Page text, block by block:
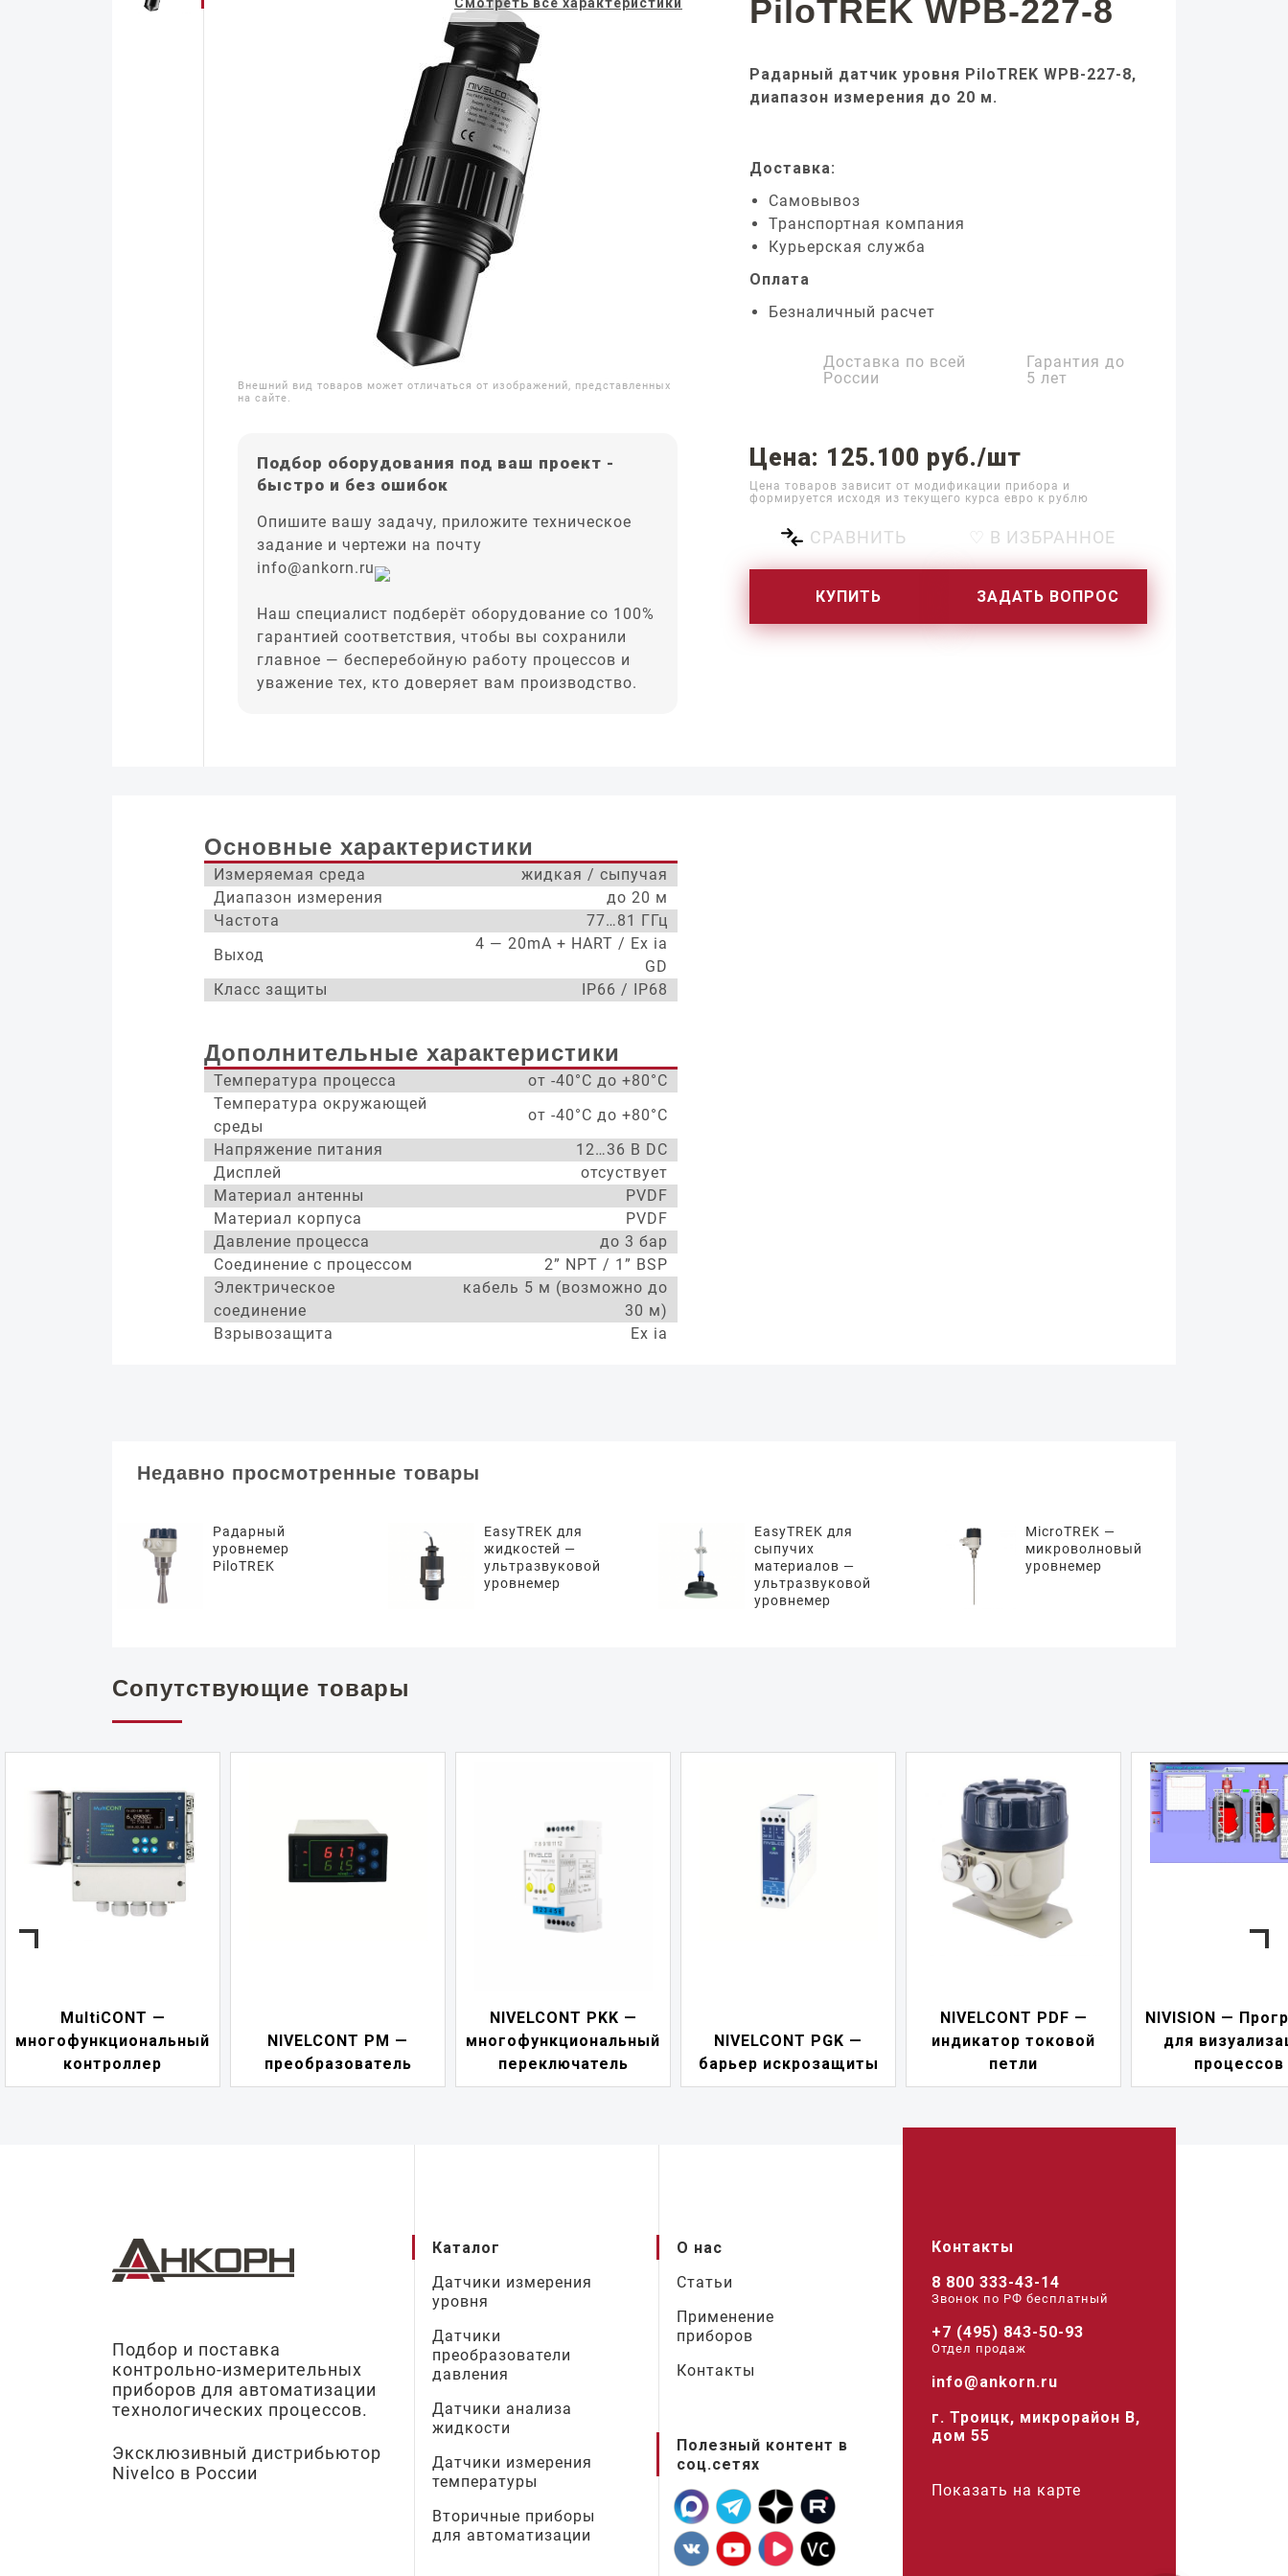
Внешний вид товаров может отличаться от изображений, представленных
на сайте.
Подбор оборудования под ваш проект -
быстро и без ошибок
Опишите вашу задачу, приложите техническое
задание и чертежи на почту
info@ankorn.ru
Наш специалист подберёт оборудование со 100%
гарантией соответствия, чтобы вы сохранили
главное — бесперебойную работу процессов и
уважение тех, кто доверяет вам производство.
PiloTREK WPB-227-8
Радарный датчик уровня PiloTREK WPB-227-8,
диапазон измерения до 20 м.
Доставка:
Самовывоз
Транспортная компания
Курьерская служба
Оплата
Безналичный расчет
Доставка по всей
России
Гарантия до
5 лет
Цена: 125.100 руб./шт
Цена товаров зависит от модификации прибора и
формируется исходя из текущего курса евро к рублю
СРАВНИТЬ ♡ В ИЗБРАННОЕ
КУПИТЬ ЗАДАТЬ ВОПРОС
Основные характеристики
Измеряемая среда
жидкая / сыпучая
Диапазон измерения
до 20 м
Частота
77…81 ГГц
Выход
4 — 20mA + HART / Ex ia
GD
Класс защиты
IP66 / IP68
Дополнительные характеристики
Температура процесса
от -40°С до +80°С
Температура окружающей
среды
от -40°С до +80°С
Напряжение питания
12…36 В DC
Дисплей
отсуствует
Материал антенны
PVDF
Материал корпуса
PVDF
Давление процесса
до 3 бар
Соединение с процессом
2” NPT / 1” BSP
Электрическое
соединение
кабель 5 м (возможно до
30 м)
Взрывозащита
Ex ia
Недавно просмотренные товары
Радарный
уровнемер
PiloTREK
EasyTREK для
жидкостей —
ультразвуковой
уровнемер
EasyTREK для
сыпучих
материалов —
ультразвуковой
уровнемер
MicroTREK —
микроволновый
уровнемер
Сопутствующие товары
NIVELCONT PM —
преобразователь
многофункциональный
переключатель
NIVELCONT PGK —
барьер искрозащиты
индикатор токовой
петли
NIVISION — Программа
для визуализации
процессов
NIPOWER —
питания
Подбор и поставка
контрольно-измерительных
приборов для автоматизации
технологических процессов.
Эксклюзивный дистрибьютор
Nivelco в России
Каталог
Датчики измерения
уровня
Датчики
преобразователи
давления
Датчики анализа
жидкости
Датчики измерения
температуры
Вторичные приборы
для автоматизации
О нас
Статьи
Применение
приборов
Контакты
Полезный контент в
соц.сетях
Контакты
8 800 333-43-14
Звонок по РФ беcплатный
+7 (495) 843-50-93
Отдел продаж
info@ankorn.ru
г. Троицк, микрорайон В,
дом 55
Показать на карте